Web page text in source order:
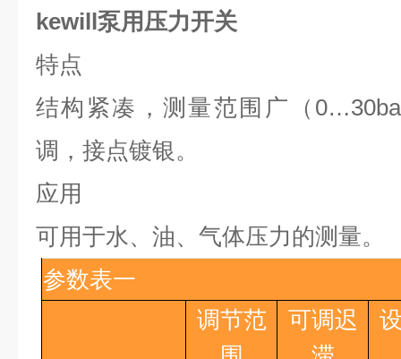
kewill泵用压力开关
特点
结构紧凑，测量范围广（
调，接点镀银。
应用
可用于水、油、气体压力的测量。
参数表一
调节范
可调迟